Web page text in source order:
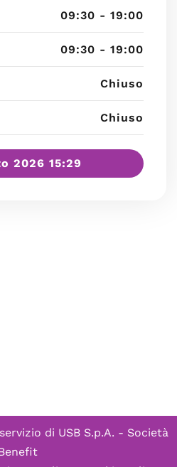
09:30 - 19:00
09:30 - 19:00
Chiuso
Chiuso
2026 15:29
di USB S.p.A. - Società